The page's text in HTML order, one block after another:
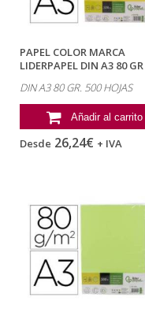
PAPEL COLOR MARCA
LIDERPAPEL DIN A3 80 GR
DIN A3 80 GR. 500 HOJAS
Añadir al carrito
Desde 26,24€ + IVA